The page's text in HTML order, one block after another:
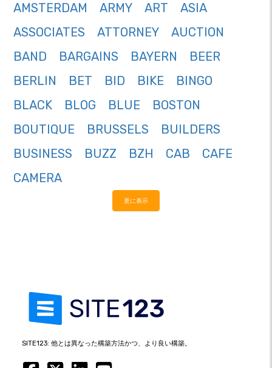
AMSTERDAM
ARMY ART
ASIA
ASSOCIATES
ATTORNEY
AUCTION
BAND
BARGAINS BAYERN
BEER
BERLIN
BET BID BIKE
BINGO
BLACK
BLOG BLUE
BOSTON
BOUTIQUE
BRUSSELS
BUILDERS
BUSINESS
BUZZ BZH CAB
CAFE
CAMERA
更に表示
SITE123: 他とは異なった構築方法かつ、より良い構築。